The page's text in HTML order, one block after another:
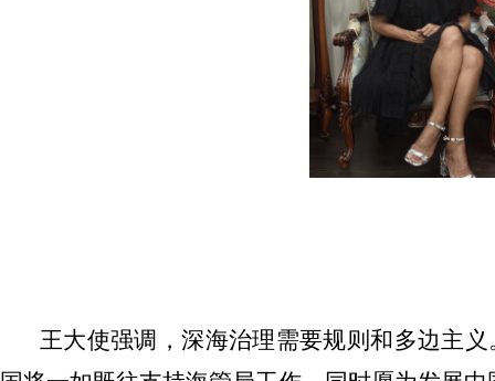
王大使强调，深海治理需要规则和多边主